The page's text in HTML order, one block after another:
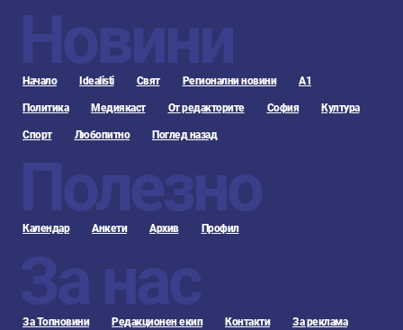
Новини
Начало Idealisti Свят Регионални новини А1
Политика Медиякаст От редакторите София Култура
Спорт Любопитно Поглед назад
Полезно
Календар Анкети Архив Профил
За нас
За Топновини Редакционен екип Контакти За реклама